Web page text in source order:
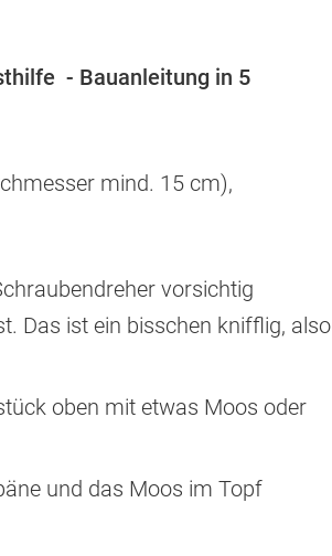
- Bauanleitung in 5
mind. 15 cm),
vorsichtig
Das ist ein bisschen knifflig, also
oben mit etwas Moos oder
und das Moos im Topf